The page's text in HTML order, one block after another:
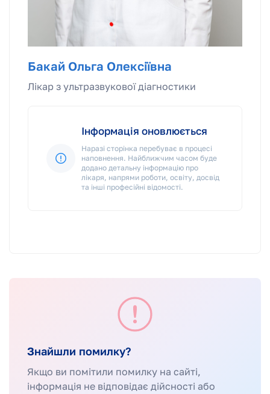
Бакай Ольга Олексіївна
Лікар з ультразвукової діагностики
Інформація оновлюється
Наразі сторінка перебуває в процесі
наповнення. Найближчим часом буде
додано детальну інформацію про
лікаря, напрями роботи, освіту, досвід
та інші професійні відомості.
Знайшли помилку?
Якщо ви помітили помилку на сайті,
інформація не відповідає дійсності або